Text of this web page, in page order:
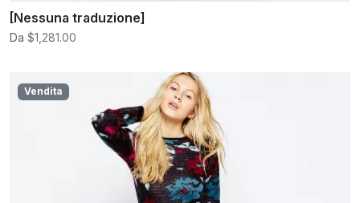
[Nessuna traduzione]
Da $1,281.00
Vendita